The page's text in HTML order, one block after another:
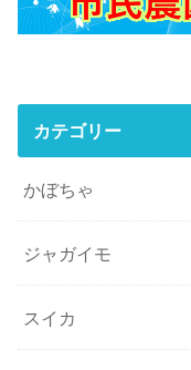
カテゴリー
かぼちゃ
ジャガイモ
スイカ